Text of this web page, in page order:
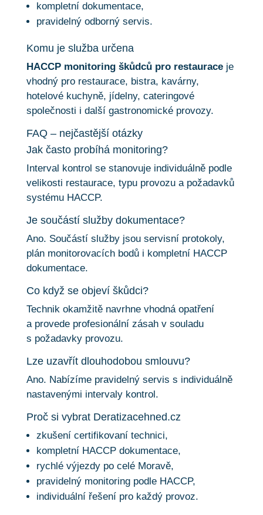
kompletní dokumentace,
pravidelný odborný servis.
Komu je služba určena
HACCP monitoring škůdců pro restauraceje
vhodný pro restaurace, bistra, kavárny,
hotelové kuchyně, jídelny, cateringové
společnosti i další gastronomické provozy.
FAQ – nejčastější otázky
Jak často probíhá monitoring?
Interval kontrol se stanovuje individuálně podle
velikosti restaurace, typu provozu a požadavků
systému HACCP.
Je součástí služby dokumentace?
Ano. Součástí služby jsou servisní protokoly,
plán monitorovacích bodů i kompletní HACCP
dokumentace.
Co když se objeví škůdci?
Technik okamžitě navrhne vhodná opatření
a provede profesionální zásah v souladu
s požadavky provozu.
Lze uzavřít dlouhodobou smlouvu?
Ano. Nabízíme pravidelný servis s individuálně
nastavenými intervaly kontrol.
Proč si vybrat Deratizacehned.cz
zkušení certifikovaní technici,
kompletní HACCP dokumentace,
rychlé výjezdy po celé Moravě,
pravidelný monitoring podle HACCP,
individuální řešení pro každý provoz.